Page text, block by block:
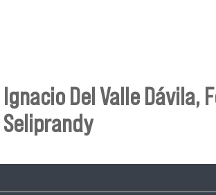
Se encuentra usted aquí
Ignacio Del Valle Dávila,
Seliprandy